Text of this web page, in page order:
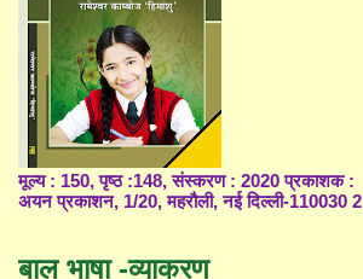
मूल्य : 150, पृष्ठ :148, संस्करण : 2020 प्रकाशक :
अयन प्रकाशन, 1/20, महरौली, नई दिल्ली-110030 2
बाल भाषा -व्याकरण